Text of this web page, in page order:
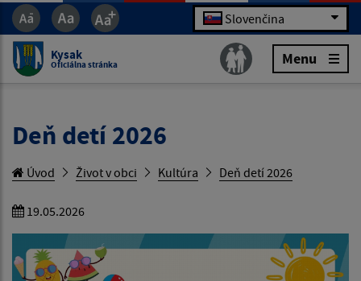
Slovenčina
Kysak
Oficiálna stránka Menu
Deň detí 2026
Úvod Život v obci Kultúra Deň detí 2026
19.05.2026